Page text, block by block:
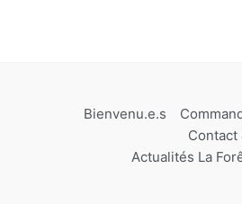
Bienvenu.e.s
Contact
Actualités La